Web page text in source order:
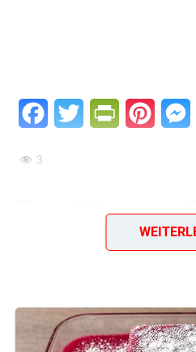
FacebookTwitter PrintFriendly
3
Tee-Wermut-
spritzig &
erfrischenden Mischung aus
einem kleinen Schuss Gin.